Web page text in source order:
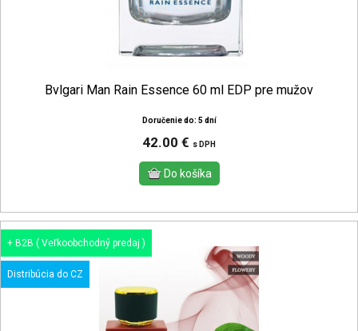
Bvlgari Man Rain Essence 60 ml EDP pre mužov
Doručenie do: 5 dní
42.00 € s DPH
+ B2B ( Veľkoobchodný predaj )
Distribúcia do CZ